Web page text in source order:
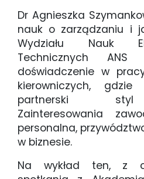
Dr Agnieszka
nauk o zarządzaniu i
Wydziału Nauk
Technicznych
doświadczenie w
kierowniczych,
partnerski styl
Zainteresowania
personalna,
w biznesie.
Na wykład ten, z